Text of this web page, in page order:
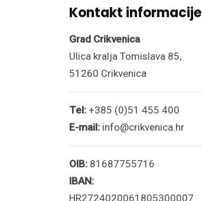
Kontakt informacije
Grad Crikvenica
Ulica kralja Tomislava 85,
51260 Crikvenica
Tel: +385 (0)51 455 400
E-mail: info@crikvenica.hr
OIB: 81687755716
IBAN:
HR2724020061805300007